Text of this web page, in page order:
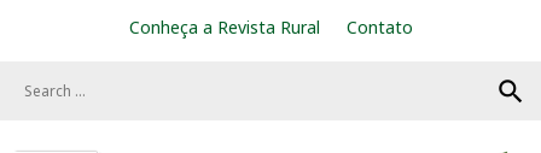
Conheça a Revista Rural Contato
search